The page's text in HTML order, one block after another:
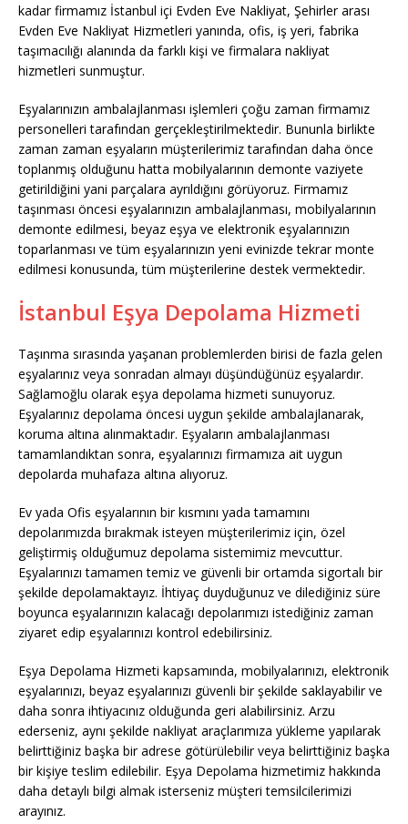
kadar firmamız İstanbul içi Evden Eve Nakliyat, Şehirler arası
Evden Eve Nakliyat Hizmetleri yanında, ofis, iş yeri, fabrika
taşımacılığı alanında da farklı kişi ve firmalara nakliyat
hizmetleri sunmuştur.
Eşyalarınızın ambalajlanması işlemleri çoğu zaman firmamız
personelleri tarafından gerçekleştirilmektedir. Bununla birlikte
zaman zaman eşyaların müşterilerimiz tarafından daha önce
toplanmış olduğunu hatta mobilyalarının demonte vaziyete
getirildiğini yani parçalara ayrıldığını görüyoruz. Firmamız
taşınması öncesi eşyalarınızın ambalajlanması, mobilyalarının
demonte edilmesi, beyaz eşya ve elektronik eşyalarınızın
toparlanması ve tüm eşyalarınızın yeni evinizde tekrar monte
edilmesi konusunda, tüm müşterilerine destek vermektedir.
İstanbul Eşya Depolama Hizmeti
Taşınma sırasında yaşanan problemlerden birisi de fazla gelen
eşyalarınız veya sonradan almayı düşündüğünüz eşyalardır.
Sağlamoğlu olarak eşya depolama hizmeti sunuyoruz.
Eşyalarınız depolama öncesi uygun şekilde ambalajlanarak,
koruma altına alınmaktadır. Eşyaların ambalajlanması
tamamlandıktan sonra, eşyalarınızı firmamıza ait uygun
depolarda muhafaza altına alıyoruz.
Ev yada Ofis eşyalarının bir kısmını yada tamamını
depolarımızda bırakmak isteyen müşterilerimiz için, özel
geliştirmiş olduğumuz depolama sistemimiz mevcuttur.
Eşyalarınızı tamamen temiz ve güvenli bir ortamda sigortalı bir
şekilde depolamaktayız. İhtiyaç duyduğunuz ve dilediğiniz süre
boyunca eşyalarınızın kalacağı depolarımızı istediğiniz zaman
ziyaret edip eşyalarınızı kontrol edebilirsiniz.
Eşya Depolama Hizmeti kapsamında, mobilyalarınızı, elektronik
eşyalarınızı, beyaz eşyalarınızı güvenli bir şekilde saklayabilir ve
daha sonra ihtiyacınız olduğunda geri alabilirsiniz. Arzu
ederseniz, aynı şekilde nakliyat araçlarımıza yükleme yapılarak
belirttiğiniz başka bir adrese götürülebilir veya belirttiğiniz başka
bir kişiye teslim edilebilir. Eşya Depolama hizmetimiz hakkında
daha detaylı bilgi almak isterseniz müşteri temsilcilerimizi
arayınız.